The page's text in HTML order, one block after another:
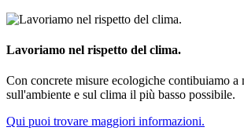
Lavoriamo nel rispetto del clima.
Con concrete misure ecologiche contibuiamo a
sull'ambiente e sul clima il più basso possibile.
Qui puoi trovare maggiori informazioni.